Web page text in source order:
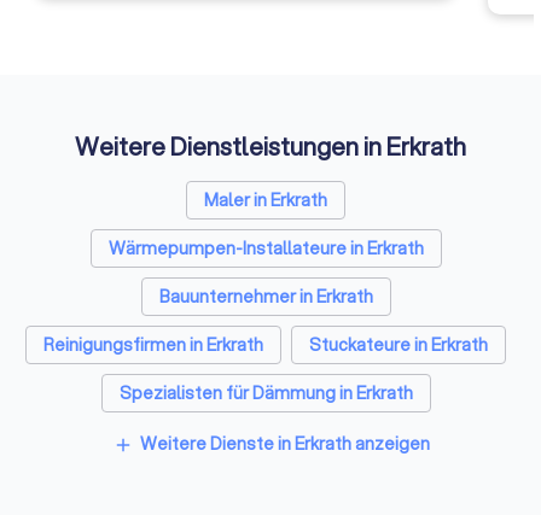
Weitere Dienstleistungen in Erkrath
Maler in Erkrath
Wärmepumpen-Installateure in Erkrath
Bauunternehmer in Erkrath
Reinigungsfirmen in Erkrath
Stuckateure in Erkrath
Spezialisten für Dämmung in Erkrath
Umzugsunternehmen in Erkrath
add Weitere Dienste in Erkrath anzeigen